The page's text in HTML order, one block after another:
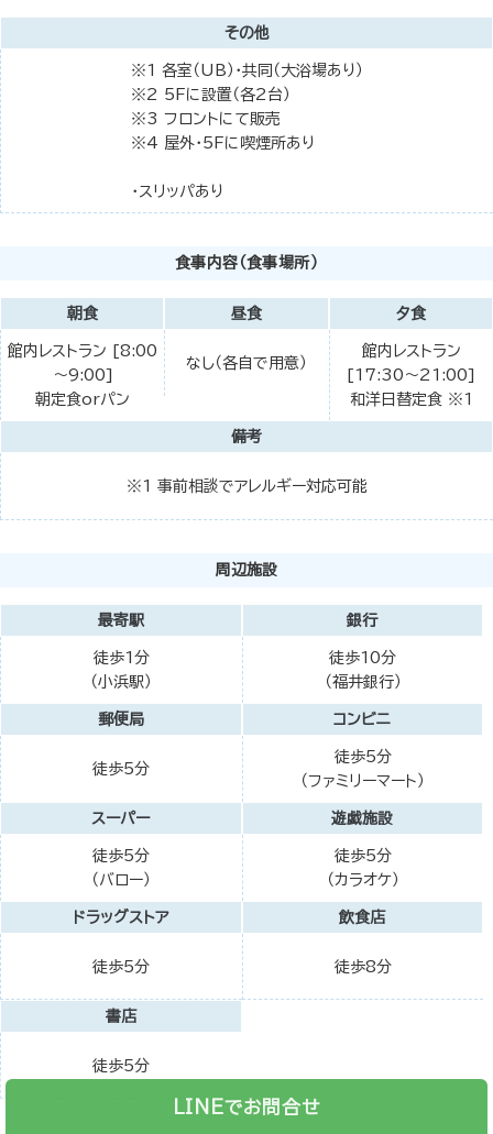
その他
※1 各室（UB）・共同（大浴場あり）
※2 5Fに設置（各2台）
※3 フロントにて販売
※4 屋外・5Fに喫煙所あり
・スリッパあり
食事内容（食事場所）
朝食
館内レストラン [8:00
～9:00]
朝定食orパン
昼食
なし（各自で用意）
夕食
館内レストラン
[17:30～21:00]
和洋日替定食 ※1
備考
※1 事前相談でアレルギー対応可能
周辺施設
最寄駅
徒歩1分
（小浜駅）
銀行
徒歩10分
（福井銀行）
郵便局
徒歩5分
コンビニ
徒歩5分
（ファミリーマート）
スーパー
徒歩5分
（バロー）
遊戯施設
徒歩5分
（カラオケ）
ドラッグストア
徒歩5分
飲食店
徒歩8分
書店
徒歩5分
LINEでお問合せ